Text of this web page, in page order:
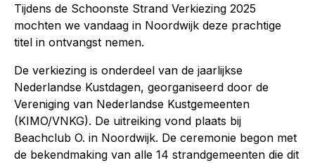
Tijdens de Schoonste Strand Verkiezing 2025
mochten we vandaag in Noordwijk deze prachtige
titel in ontvangst nemen.
De verkiezing is onderdeel van de jaarlijkse
Nederlandse Kustdagen, georganiseerd door de
Vereniging van Nederlandse Kustgemeenten
(KIMO/VNKG). De uitreiking vond plaats bij
Beachclub O. in Noordwijk. De ceremonie begon met
de bekendmaking van alle 14 strandgemeenten die dit